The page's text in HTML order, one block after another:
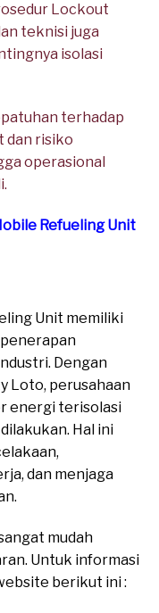
Lockout
teknisi juga
isolasi
terhadap
dan risiko
operasional
Refueling Unit
Unit memiliki
Dengan
Loto, perusahaan
energi terisolasi
Hal ini
dan menjaga
mudah
Untuk informasi
berikut ini :